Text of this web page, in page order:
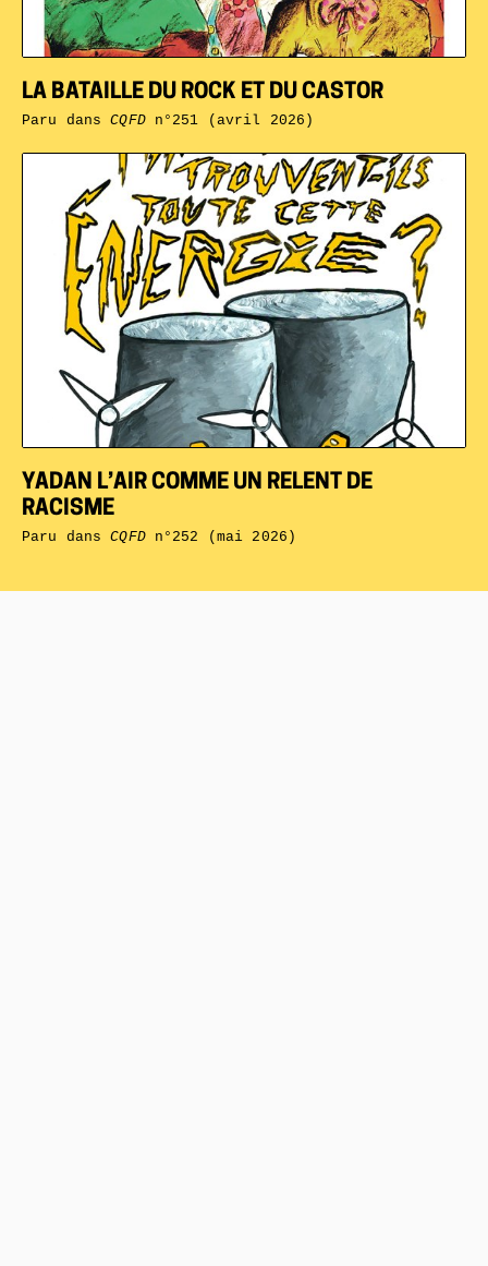
YADAN L’AIR COMME UN RELENT DE
RACISME
Paru dansCQFDn°252 (mai 2026)
LA BATAILLE DU ROCK ET DU CASTOR
Paru dansCQFDn°251 (avril 2026)